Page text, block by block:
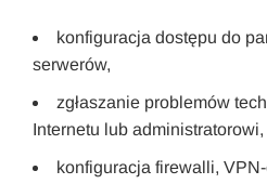
konfiguracja dostępu do
serwerów,
zgłaszanie problemów
Internetu lub administratorowi,
konfiguracja firewalli,